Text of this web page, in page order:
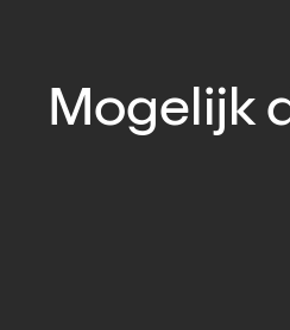
Mogelijk